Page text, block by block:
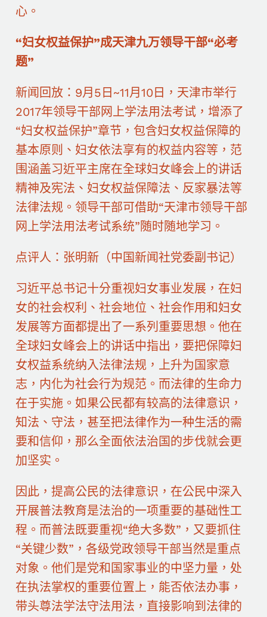
心。
“妇女权益保护”成天津九万领导干部“必考
题”
新闻回放：9月5日~11月10日，天津市举行
2017年领导干部网上学法用法考试，增添了
“妇女权益保护”章节，包含妇女权益保障的
基本原则、妇女依法享有的权益内容等，范
围涵盖习近平主席在全球妇女峰会上的讲话
精神及宪法、妇女权益保障法、反家暴法等
法律法规。领导干部可借助“天津市领导干部
网上学法用法考试系统”随时随地学习。
点评人：张明新（中国新闻社党委副书记）
习近平总书记十分重视妇女事业发展，在妇
女的社会权利、社会地位、社会作用和妇女
发展等方面都提出了一系列重要思想。他在
全球妇女峰会上的讲话中指出，要把保障妇
女权益系统纳入法律法规，上升为国家意
志，内化为社会行为规范。而法律的生命力
在于实施。如果公民都有较高的法律意识，
知法、守法，甚至把法律作为一种生活的需
要和信仰，那么全面依法治国的步伐就会更
加坚实。
因此，提高公民的法律意识，在公民中深入
开展普法教育是法治的一项重要的基础性工
程。而普法既要重视“绝大多数”，又要抓住
“关键少数”，各级党政领导干部当然是重点
对象。他们是党和国家事业的中坚力量，处
在执法掌权的重要位置上，能否依法办事，
带头尊法学法守法用法，直接影响到法律的